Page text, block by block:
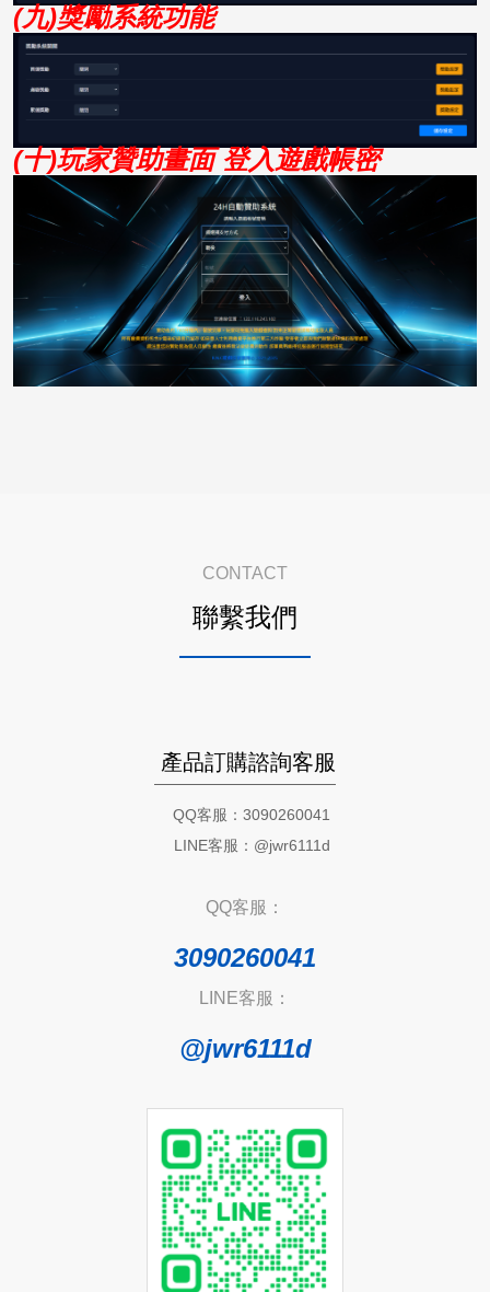
(九)獎勵系統功能
(十)玩家贊助畫面 登入遊戲帳密
CONTACT
聯繫我們
產品訂購諮詢客服
QQ客服：3090260041
LINE客服：@jwr6111d
QQ客服：
3090260041
LINE客服：
@jwr6111d